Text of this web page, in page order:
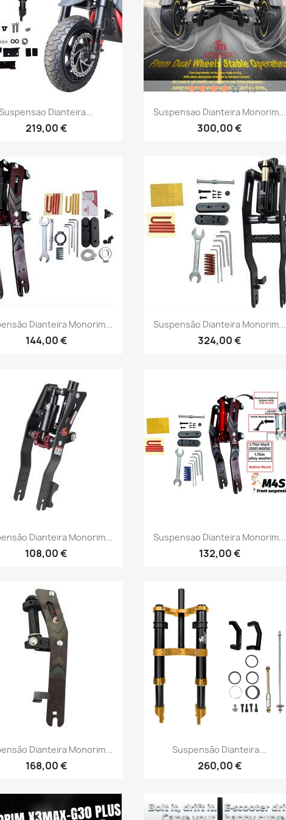
Vista rápida
Dianteira...
219,00 €
Vista rápida
Suspensao Dianteira Monorim...
300,00 €
(1)
Vista rápida
Dianteira Monorim...
144,00 €
Vista rápida
Suspensão Dianteira Monorim...
324,00 €
Vista rápida
Dianteira Monorim...
108,00 €
Vista rápida
Suspensao Dianteira Monorim...
132,00 €
Vista rápida
Dianteira Monorim...
168,00 €
Vista rápida
Suspensão Dianteira...
260,00 €